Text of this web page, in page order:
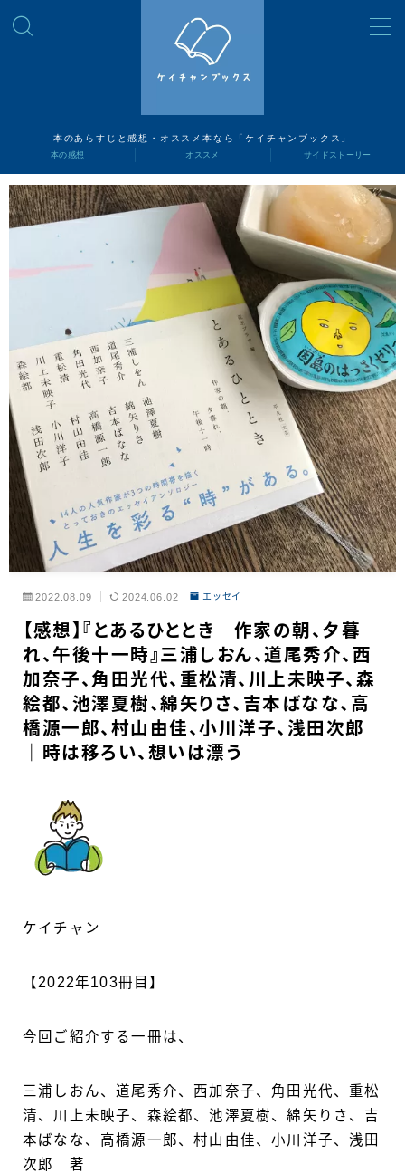
本のあらすじと感想・オススメ本なら「ケイチャンブックス」
本の感想
オススメ
本の感想 オススメ サイドストーリー
2022.08.09 2024.06.02 エッセイ
【感想】『とあるひととき 作家の朝、夕暮
れ、午後十一時』三浦しおん、道尾秀介、西
加奈子、角田光代、重松清、川上未映子、森
絵都、池澤夏樹、綿矢りさ、吉本ばなな、高
橋源一郎、村山由佳、小川洋子、浅田次郎
｜時は移ろい、想いは漂う
ケイチャン
【2022年103冊目】
今回ご紹介する一冊は、
三浦しおん、道尾秀介、西加奈子、角田光代、重松
清、川上未映子、森絵都、池澤夏樹、綿矢りさ、吉
本ばなな、高橋源一郎、村山由佳、小川洋子、浅田
次郎 著